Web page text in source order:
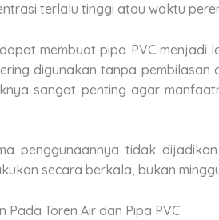
terlalu tinggi atau waktu
membuat pipa PVC menjadi
digunakan tanpa pembilasan
sangat penting agar
penggunaannya tidak
secara berkala, bukan
Pada Toren Air dan Pipa PVC